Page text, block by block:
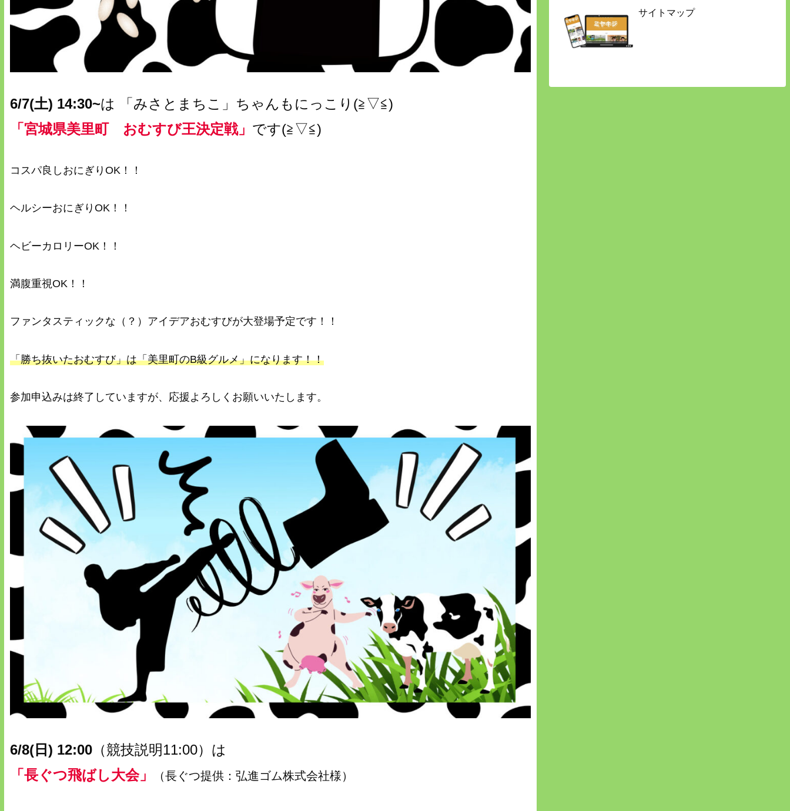
6/7(土) 14:30~は 「みさとまちこ」ちゃんもにっこり(≧▽≦)
「宮城県美里町 おむすび王決定戦」 です(≧▽≦)
コスパ良しおにぎりOK！！
ヘルシーおにぎりOK！！
ヘビーカロリーOK！！
満腹重視OK！！
ファンタスティックな（？）アイデアおむすびが大登場予定です！！
「勝ち抜いたおむすび」は「美里町のB級グルメ」になります！！
参加申込みは終了していますが、応援よろしくお願いいたします。
6/8(日) 12:00（競技説明11:00）は
「長ぐつ飛ばし大会」
（長ぐつ提供：弘進ゴム株式会社様）
サイトマップ